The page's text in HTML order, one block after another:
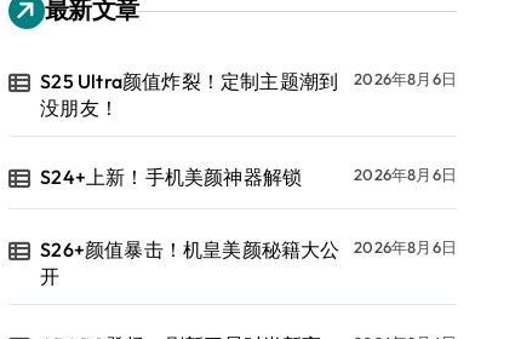
最新文章
S25 Ultra颜值炸裂！定制主题潮到
没朋友！
2026年8月6日
S24+上新！手机美颜神器解锁 2026年8月6日
S26+颜值暴击！机皇美颜秘籍大公
开
2026年8月6日